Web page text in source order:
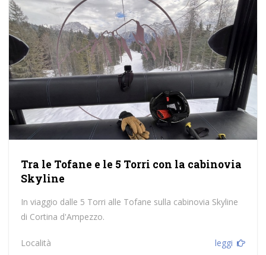
Tra le Tofane e le 5 Torri con la cabinovia
Skyline
In viaggio dalle 5 Torri alle Tofane sulla cabinovia Skyline
di Cortina d'Ampezzo.
Località leggi